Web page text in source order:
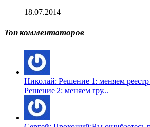
18.07.2014
Топ комментаторов
Николай: Решение 1: меняем
Решение 2: меняем гру...